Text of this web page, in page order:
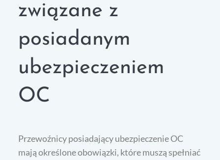
związane z
posiadanym
ubezpieczeniem
OC
Przewoźnicy posiadający ubezpieczenie OC
mają określone obowiązki, które muszą spełniać